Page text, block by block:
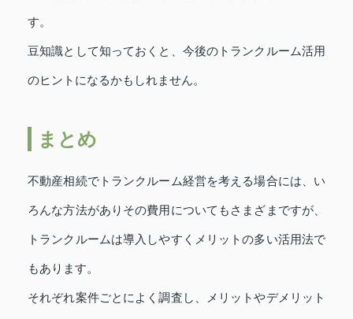
す。
豆知識として知っておくと、今後のトランクルーム活用
のヒントになるかもしれません。
まとめ
不動産相続でトランクルーム経営を考える場合には、い
ろんな方法がありその費用についてもさまざまですが、
トランクルームは導入しやすくメリットの多い活用法で
もあります。
それぞれ案件ごとによく調査し、メリットやデメリット